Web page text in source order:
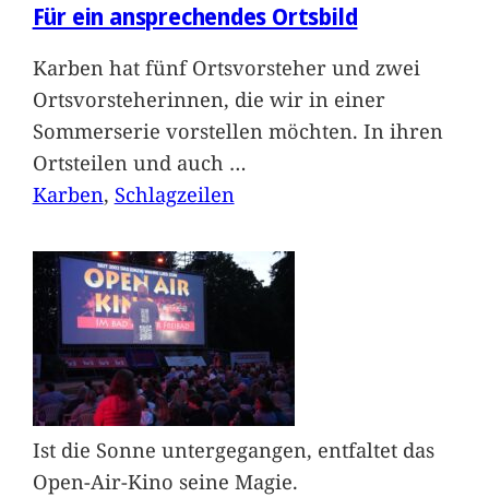
Für ein ansprechendes Ortsbild
Karben hat fünf Ortsvorsteher und zwei
Ortsvorsteherinnen, die wir in einer
Sommerserie vorstellen möchten. In ihren
Ortsteilen und auch …
Karben, Schlagzeilen
Ist die Sonne untergegangen, entfaltet das
Open-Air-Kino seine Magie.